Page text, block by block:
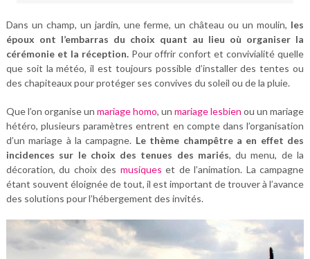
Dans un champ, un jardin, une ferme, un château ou un moulin, les
époux ont l’embarras du choix quant au lieu où organiser la
cérémonie et la réception.Pour offrir confort et convivialité quelle
que soit la météo, il est toujours possible d’installer des tentes ou
des chapiteaux pour protéger ses convives du soleil ou de la pluie.
Que l’on organise un mariage homo, unmariage lesbien ou un mariage
hétéro, plusieurs paramètres entrent en compte dans l’organisation
d’un mariage à la campagne. Le thème champêtre a en effet des
incidences sur le choix des tenues des mariés, du menu, de la
décoration, du choix des musiques et de l’animation. La campagne
étant souvent éloignée de tout, il est important de trouver à l’avance
des solutions pour l’hébergement des invités.